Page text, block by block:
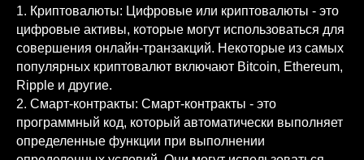
1. Криптовалюты: Цифровые или криптовалюты - это
цифровые активы, которые могут использоваться для
совершения онлайн-транзакций. Некоторые из самых
популярных криптовалют включают Bitcoin, Ethereum,
Ripple и другие.
2. Смарт-контракты: Смарт-контракты - это
программный код, который автоматически выполняет
определенные функции при выполнении